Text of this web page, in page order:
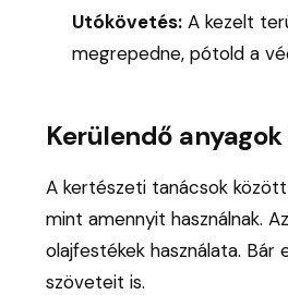
Utókövetés: A kezelt
megrepedne, pótold a
Kerülendő
A kertészeti tanácsok
mint amennyit használnak.
olajfestékek használata.
szöveteit is.